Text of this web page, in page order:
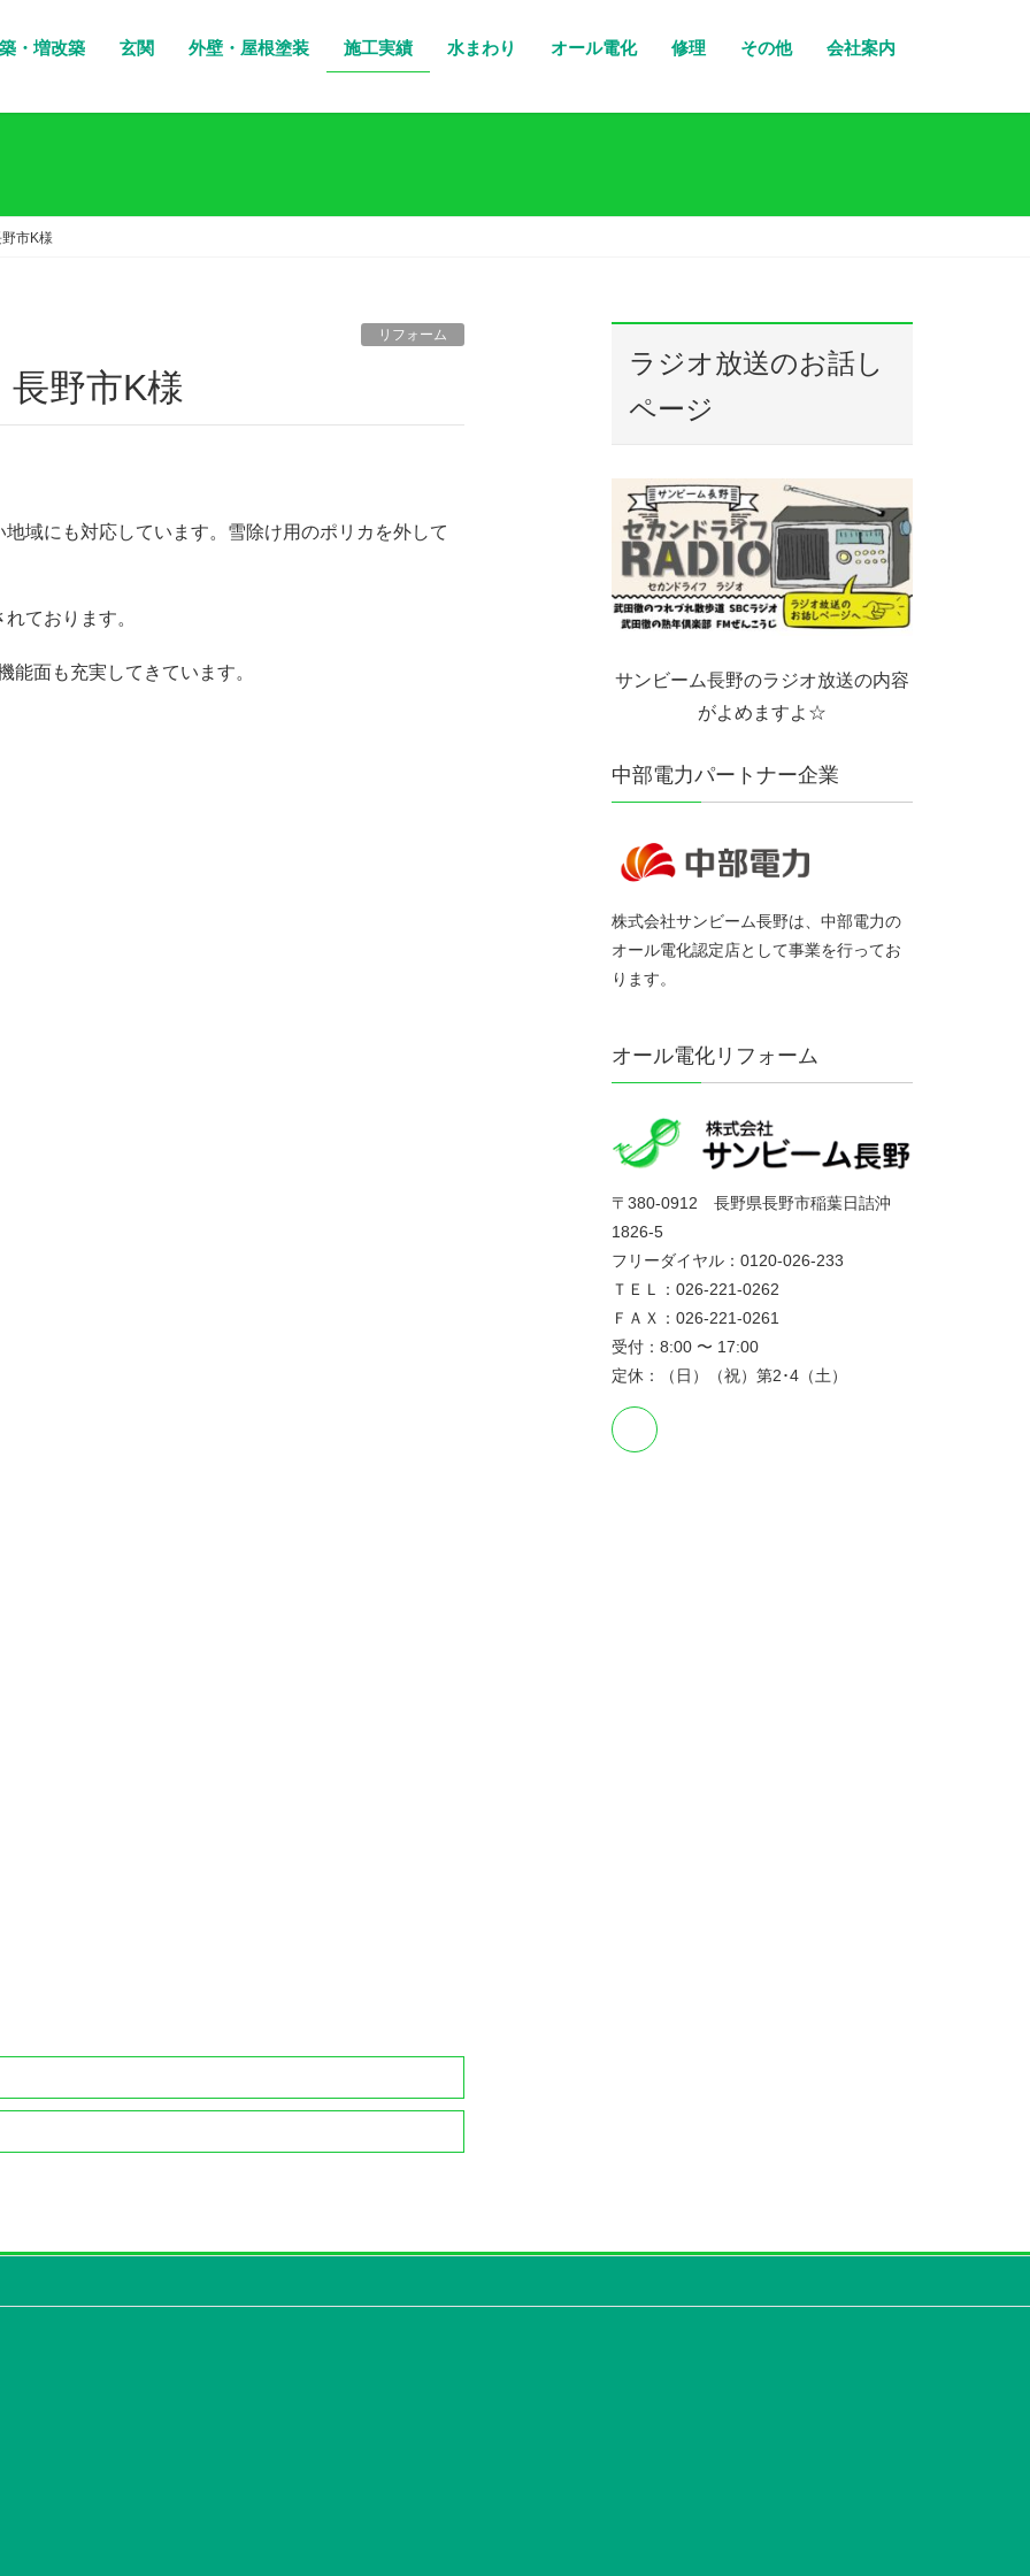
・増改築 玄関 外壁・屋根塗装 施工実績 水まわり オール電化 修理 その他 会社案内
市K様
リフォーム
長野市K様
域にも対応しています。雪除け用のポリカを外して
ております。
面も充実してきています。
ラジオ放送のお話し
ページ
サンビーム長野のラジオ放送の内容
がよめますよ☆
中部電力パートナー企業
株式会社サンビーム長野は、中部電力の
オール電化認定店として事業を行ってお
ります。
オール電化リフォーム
〒380-0912 長野県長野市稲葉日詰沖
1826-5
フリーダイヤル：0120-026-233
ＴＥＬ：026-221-0262
ＦＡＸ：026-221-0261
受付：8:00 〜 17:00
定休：（日）（祝）第2･4（土）